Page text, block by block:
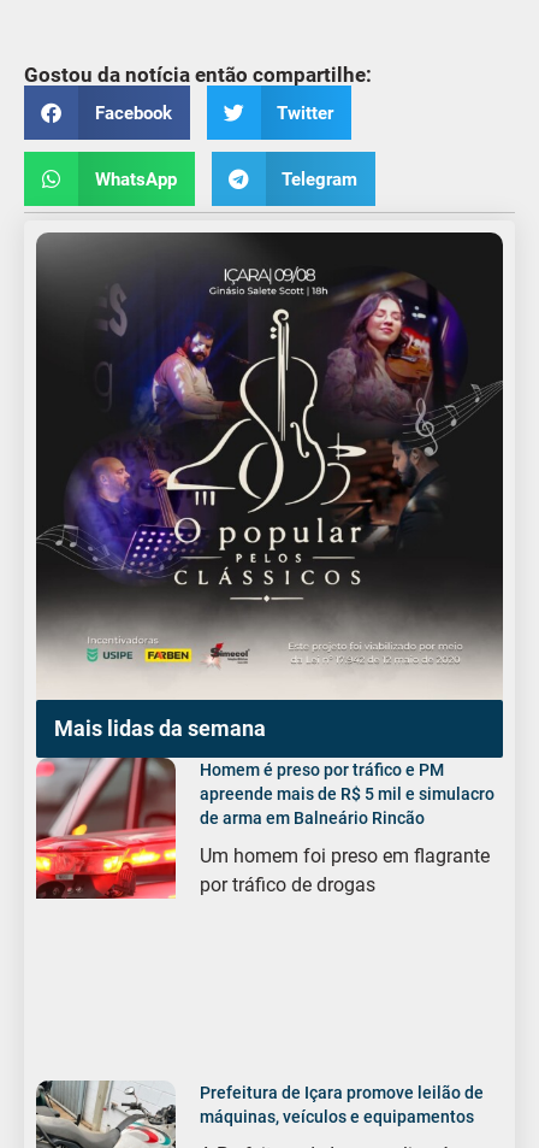
Gostou da notícia então compartilhe:
Facebook Twitter
WhatsApp Telegram
Mais lidas da semana
Homem é preso por tráfico e PM
apreende mais de R$ 5 mil e simulacro
de arma em Balneário Rincão
Um homem foi preso em flagrante
por tráfico de drogas
Prefeitura de Içara promove leilão de
máquinas, veículos e equipamentos